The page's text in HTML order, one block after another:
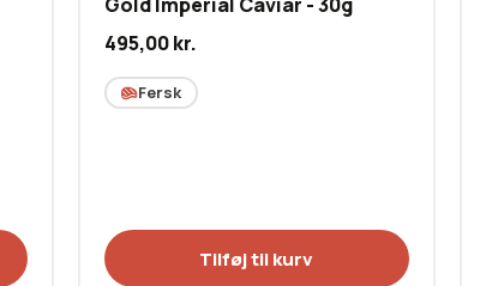
495,00kr.
Fersk
Tilføj til kurv